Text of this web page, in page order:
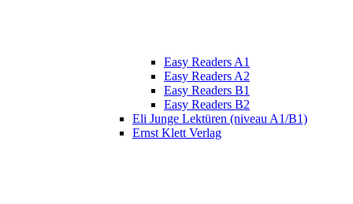
Easy Readers A1
Easy Readers A2
Easy Readers B1
Easy Readers B2
Eli Junge Lektüren (niveau A1/B1)
Ernst Klett Verlag